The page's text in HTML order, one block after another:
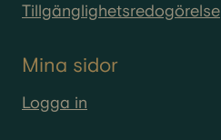
Tillgänglighetsredogörelse
Mina sidor
Logga in